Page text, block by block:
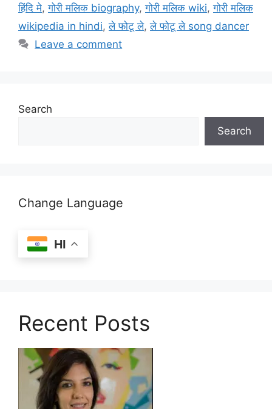
हिंदि मे,गोरी मलिक biography,गोरी मलिक wiki,गोरी मलिक
wikipedia in hindi,ले फोटू ले,ले फोटू ले song dancer
Leave a comment
Search
Search
Change Language
HI
Recent Posts